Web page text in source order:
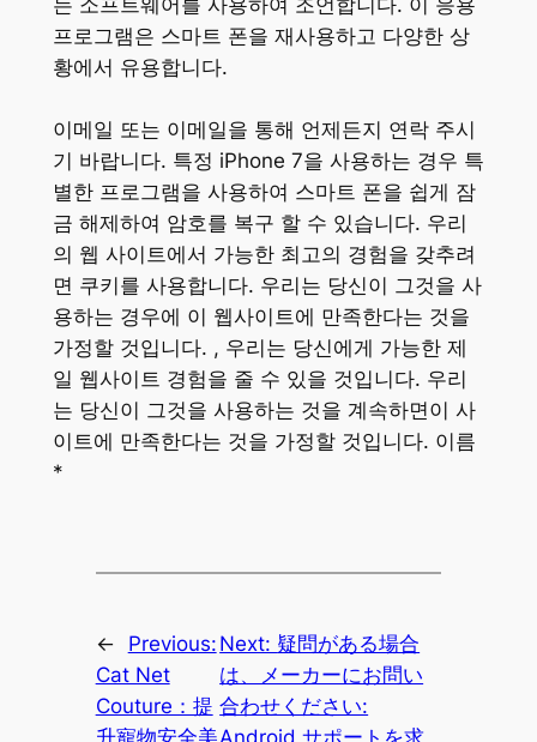
프로그램은 스마트 폰을 재사용하고 다양한 상
황에서 유용합니다.
이메일 또는 이메일을 통해 언제든지 연락 주시
기 바랍니다. 특정 iPhone 7을 사용하는 경우 특
별한 프로그램을 사용하여 스마트 폰을 쉽게 잠
금 해제하여 암호를 복구 할 수 있습니다. 우리
의 웹 사이트에서 가능한 최고의 경험을 갖추려
면 쿠키를 사용합니다. 우리는 당신이 그것을 사
용하는 경우에 이 웹사이트에 만족한다는 것을
가정할 것입니다. , 우리는 당신에게 가능한 제
일 웹사이트 경험을 줄 수 있을 것입니다. 우리
는 당신이 그것을 사용하는 것을 계속하면이 사
이트에 만족한다는 것을 가정할 것입니다. 이름
*
←
Previous:
Cat Net
Couture：提
升寵物安全美
Next: 疑問がある場合
は、メーカーにお問い
合わせください:
Android サポートを求